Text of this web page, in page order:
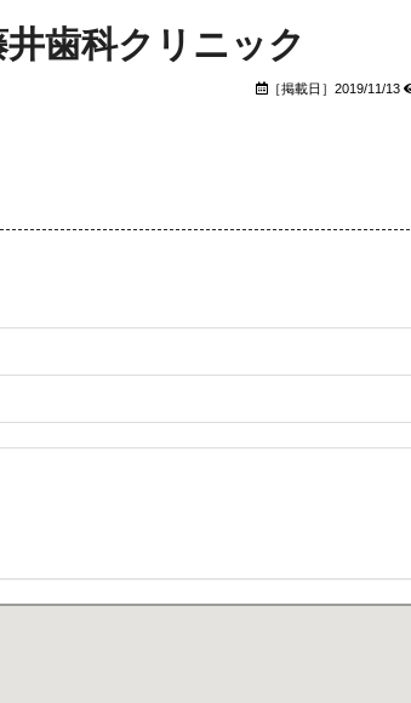
井歯科クリニック
［掲載日］2019/11/13